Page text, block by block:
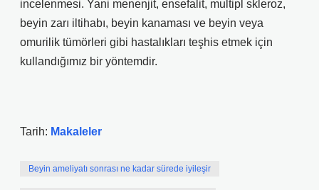
incelenmesi. Yani menenjit, ensefalit, multipl skleroz,
beyin zarı iltihabı, beyin kanaması ve beyin veya
omurilik tümörleri gibi hastalıkları teşhis etmek için
kullandığımız bir yöntemdir.
Tarih: Makaleler
Beyin ameliyatı sonrası ne kadar sürede iyileşir